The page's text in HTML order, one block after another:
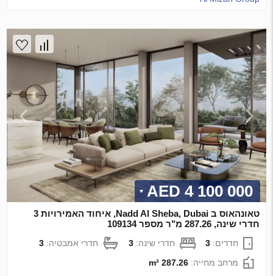
4 100 000 AED
טאונהאוס ב Nadd Al Sheba, Dubai, איחוד האמירויות 3
חדרי שינה, 287.26 מ"ר מספר 109134
חדרים:3 חדרי שינה:3 חדרי אמבטיה:3
מרחב מחייה:287.26 m²